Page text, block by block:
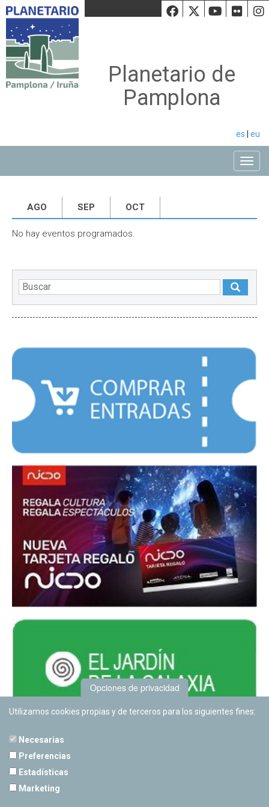
Facebook
Twiiter
Planetario de
Pamplona
es eu
AGO SEP OCT
No hay eventos programados.
Opciones de privacidad
Utilizamos cookies propias y de terceros para los siguientes fines:
Necesarias
Preferencias
Estadísticas
Marketing